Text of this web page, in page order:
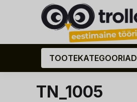
TOOTEKATEGOORIAD
TN_1005